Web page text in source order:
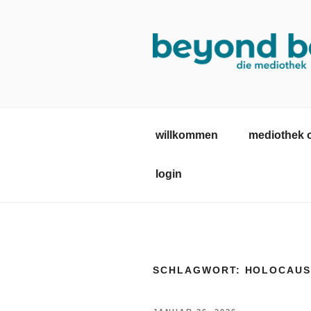
willkommen mediothek
login
SCHLAGWORT: